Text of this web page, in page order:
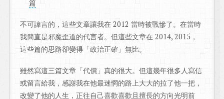
篇
不可諱言的，這些文章讓我在 2012 當時被戰慘了。在當時
我簡直是邪魔歪道的代言者。但這些文章在 2014, 2015，
這些篇的思路卻變得「政治正確」無比。
雖然寫這三篇文章「代價」真的很大。但這幾年很多人寫信
或留言給我，感謝我在他最迷惘的路上大大的拉了他一把，
改變了他的人生，正往自己喜歡喜歡且擅長的方向光明前